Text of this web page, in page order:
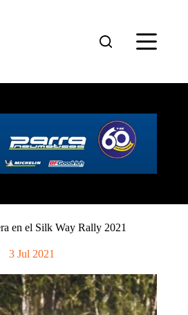
en el Silk Way Rally 2021
3 Jul 2021